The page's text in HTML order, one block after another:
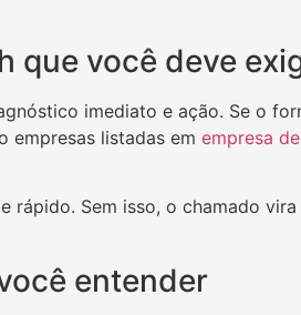
que você deve
imediato e ação. Se o
empresas listadas em empresa
rápido. Sem isso, o chamado
entender